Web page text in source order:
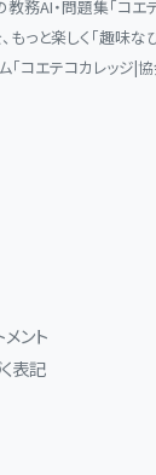
務AI・問題集「コエ
っと楽しく「趣味な
コエテコカレッジ|協
ント
表記